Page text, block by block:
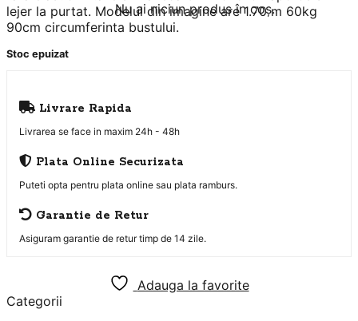
Nu ai niciun produs în coș.
lejer la purtat. Modelul din imagine are 1.70 m 60kg
90cm circumferinta bustului.
Stoc epuizat
Livrare Rapida
Livrarea se face in maxim 24h - 48h
Plata Online Securizata
Puteti opta pentru plata online sau plata ramburs.
Garantie de Retur
Asiguram garantie de retur timp de 14 zile.
Adauga la favorite
Categorii